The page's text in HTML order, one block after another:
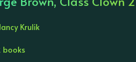
Krulik
books